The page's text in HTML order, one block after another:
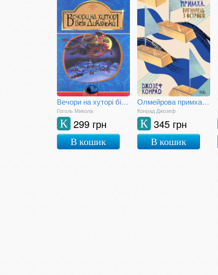
Вечори на хуторі біля Диканьки
Гоголь Микола
299 грн
К
В кошик
Олмейрова примха. Вигнанець з островів
Конрад Джозеф
345 грн
К
В кошик